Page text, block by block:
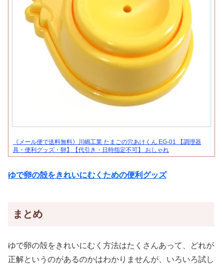
《メール便で送料無料》川嶋工業 たまごの穴あけくん EG-01 【調理器
具・便利グッズ・卵】【代引き・日時指定不可】 おしゃれ
ゆで卵の殻をきれいにむくための便利グッズ
まとめ
ゆで卵の殻をきれいにむく方法はたくさんあって、どれが
正解というのがあるのかはわかりませんが、いろいろ試し